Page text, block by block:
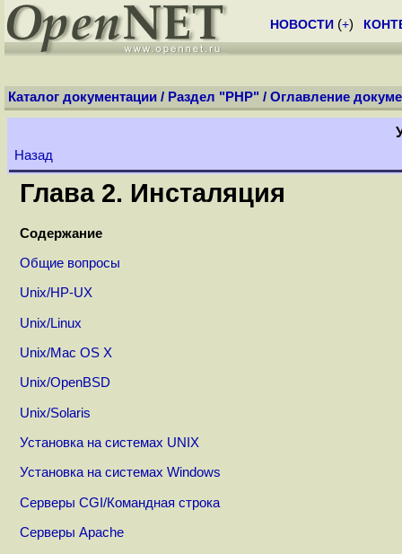
НОВОСТИ (+)
Каталог документации / Раздел "PHP" / Оглавление
Назад
Глава 2. Инсталяция
Содержание
Общие вопросы
Unix/HP-UX
Unix/Linux
Unix/Mac OS X
Unix/OpenBSD
Unix/Solaris
Установка на системах UNIX
Установка на системах Windows
Серверы CGI/Командная строка
Серверы Apache